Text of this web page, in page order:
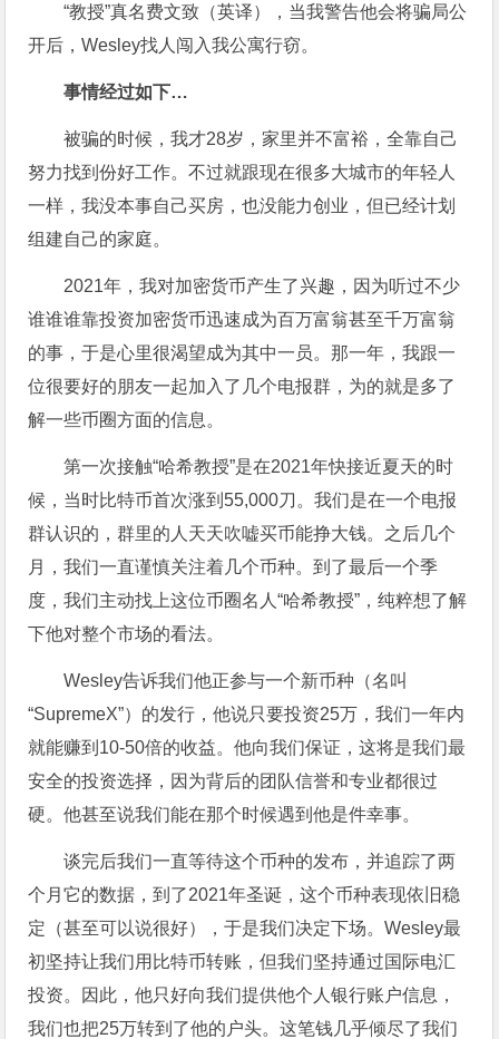
“教授”真名费文致（英译），当我警告他会将骗局公
开后，Wesley找人闯入我公寓行窃。
事情经过如下…
被骗的时候，我才28岁，家里并不富裕，全靠自己
努力找到份好工作。不过就跟现在很多大城市的年轻人
一样，我没本事自己买房，也没能力创业，但已经计划
组建自己的家庭。
2021年，我对加密货币产生了兴趣，因为听过不少
谁谁谁靠投资加密货币迅速成为百万富翁甚至千万富翁
的事，于是心里很渴望成为其中一员。那一年，我跟一
位很要好的朋友一起加入了几个电报群，为的就是多了
解一些币圈方面的信息。
第一次接触“哈希教授”是在2021年快接近夏天的时
候，当时比特币首次涨到55,000刀。我们是在一个电报
群认识的，群里的人天天吹嘘买币能挣大钱。之后几个
月，我们一直谨慎关注着几个币种。到了最后一个季
度，我们主动找上这位币圈名人“哈希教授”，纯粹想了解
下他对整个市场的看法。
Wesley告诉我们他正参与一个新币种（名叫
“SupremeX”）的发行，他说只要投资25万，我们一年内
就能赚到10-50倍的收益。他向我们保证，这将是我们最
安全的投资选择，因为背后的团队信誉和专业都很过
硬。他甚至说我们能在那个时候遇到他是件幸事。
谈完后我们一直等待这个币种的发布，并追踪了两
个月它的数据，到了2021年圣诞，这个币种表现依旧稳
定（甚至可以说很好），于是我们决定下场。Wesley最
初坚持让我们用比特币转账，但我们坚持通过国际电汇
投资。因此，他只好向我们提供他个人银行账户信息，
我们也把25万转到了他的户头。这笔钱几乎倾尽了我们